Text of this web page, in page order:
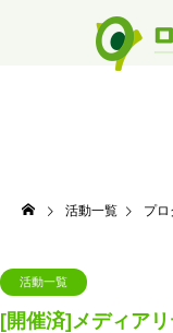
活動一覧 プロ
活動一覧
[開催済]メディア